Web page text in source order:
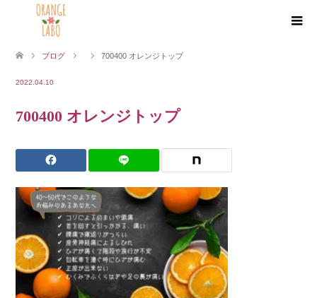
ブログ 700400 オレンジトップ
2022.04.10
700400 オレンジトップ